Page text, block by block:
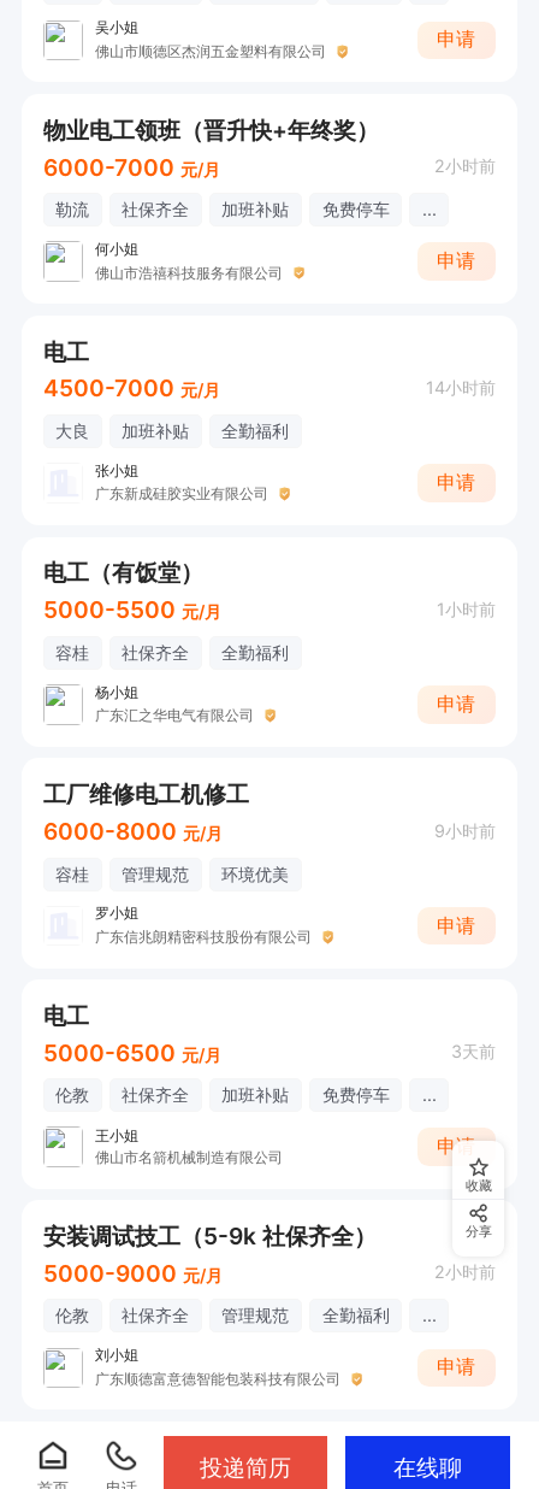
吴小姐
佛山市顺德区杰润五金塑料有限公司
申请
物业电工领班（晋升快+年终奖）
6000-7000 元/月 2小时前
勒流 社保齐全 加班补贴 免费停车 ...
何小姐
佛山市浩禧科技服务有限公司
申请
电工
4500-7000 元/月 14小时前
大良 加班补贴 全勤福利
张小姐
广东新成硅胶实业有限公司
申请
电工（有饭堂）
5000-5500 元/月 1小时前
容桂 社保齐全 全勤福利
杨小姐
广东汇之华电气有限公司
申请
工厂维修电工机修工
6000-8000 元/月 9小时前
容桂 管理规范 环境优美
罗小姐
广东信兆朗精密科技股份有限公司
申请
电工
5000-6500 元/月 3天前
伦教 社保齐全 加班补贴 免费停车 ...
王小姐
佛山市名箭机械制造有限公司
申请
安装调试技工（5-9k 社保齐全）
5000-9000 元/月 2小时前
伦教 社保齐全 管理规范 全勤福利 ...
刘小姐
广东顺德富意德智能包装科技有限公司
申请
收藏
分享
投递简历 在线聊